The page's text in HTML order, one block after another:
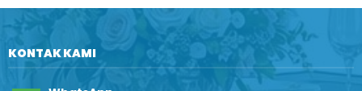
KONTAK KAMI